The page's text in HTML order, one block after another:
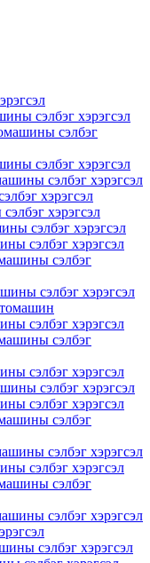
сэлбэг хэрэгсэл
сэлбэг
сэлбэг хэрэгсэл
сэлбэг хэрэгсэл
хэрэгсэл
хэрэгсэл
сэлбэг хэрэгсэл
сэлбэг хэрэгсэл
сэлбэг
сэлбэг хэрэгсэл
сэлбэг хэрэгсэл
сэлбэг
сэлбэг хэрэгсэл
сэлбэг хэрэгсэл
сэлбэг хэрэгсэл
сэлбэг
сэлбэг хэрэгсэл
сэлбэг хэрэгсэл
сэлбэг
сэлбэг хэрэгсэл
сэлбэг хэрэгсэл